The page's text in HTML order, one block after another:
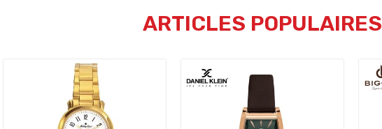
ARTICLES POPULAIRES